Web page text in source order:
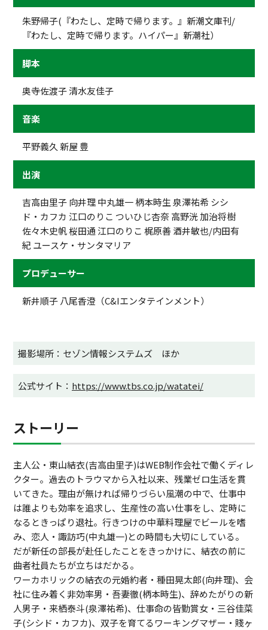
朱野帰子(『わたし、定時で帰ります。』新潮文庫刊/
『わたし、定時で帰ります。ハイパー』新潮社）
脚本
奥寺佐渡子 清水友佳子
音楽
平野義久 新屋 豊
出演
吉高由里子 向井理 中丸雄一 柄本時生 泉澤祐希 シシ
ド・カフカ 江口のりこ ついひじ杏奈 高野洸 加治将樹
佐々木史帆 桜田通 江口のりこ 梶原善 酒井敏也/内田有
紀 ユースケ・サンタマリア
プロデューサー
新井順子 八尾香澄（C&Iエンタテインメント）
撮影場所：セゾン情報システムズ ほか
公式サイト： https://www.tbs.co.jp/watatei/
ストーリー
主人公・東山結衣(吉高由里子)はWEB制作会社で働くディレ
クター。過去のトラウマから入社以来、残業ゼロ生活を貫
いてきた。理由が無ければ帰りづらい風潮の中で、仕事中
は誰よりも効率を追求し、生産性の高い仕事をし、定時に
なるときっぱり退社。行きつけの中華料理屋でビールを嗜
み、恋人・諏訪巧(中丸雄一)との時間も大切にしている。
だが新任の部長が赴任したことをきっかけに、結衣の前に
曲者社員たちが立ちはだかる。
ワーカホリックの結衣の元婚約者・種田晃太郎(向井理)、会
社に住み着く非効率男・吾妻徹(柄本時生)、辞めたがりの新
人男子・来栖泰斗(泉澤祐希)、仕事命の皆勤賞女・三谷佳菜
子(シシド・カフカ)、双子を育てるワーキングマザー・賤ヶ